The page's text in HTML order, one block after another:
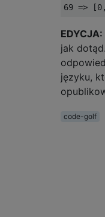
69 => [0,
EDYCJA:
jak
języku,
code-golf